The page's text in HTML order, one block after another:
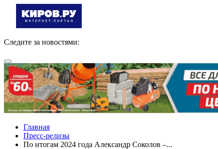
Следите за новостями:
Главная
Пресс-релизы
По итогам 2024 года Александр Соколов –...